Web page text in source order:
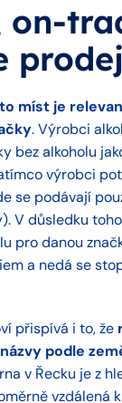
on-
míst je
. Výrobci
bez alkoholu
výrobci
se podávají
V důsledku
pro danou
a nedá se
přispívá i to, že
podle
v Řecku je z
vzdálená